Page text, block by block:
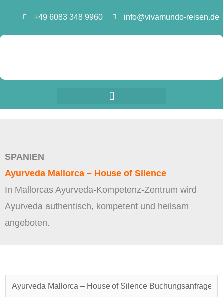
springen
+49 6083 348 9960 info@vivamundo-reisen.de
SPANIEN
Ayurveda Mallorca – House of Silence
In Mallorcas Ayurveda-Kompetenz-Zentrum wird
Ayurveda authentisch, kompetent und heilsam
angeboten.
e